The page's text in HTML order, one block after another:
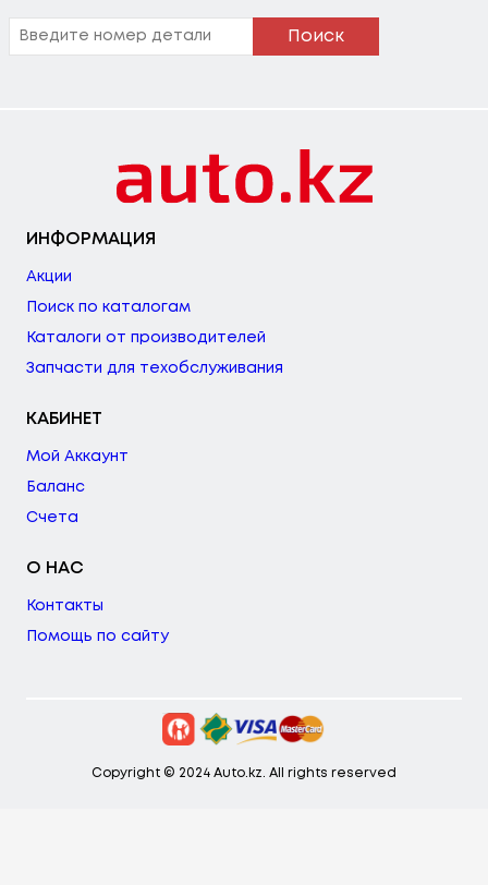
Поиск
ИНФОРМАЦИЯ
Акции
Поиск по каталогам
Каталоги от производителей
Запчасти для техобслуживания
КАБИНЕТ
Мой Аккаунт
Баланс
Счета
О НАС
Контакты
Помощь по сайту
Copyright © 2024 Auto.kz. All rights reserved